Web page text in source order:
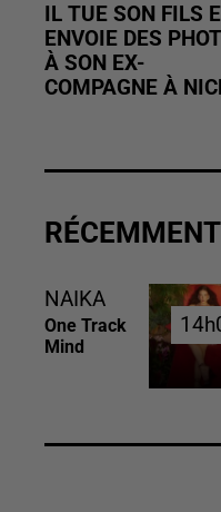
IL TUE SON FILS
ENVOIE DES
À SON EX-
COMPAGNE À
NAIKA
One Track
Mind